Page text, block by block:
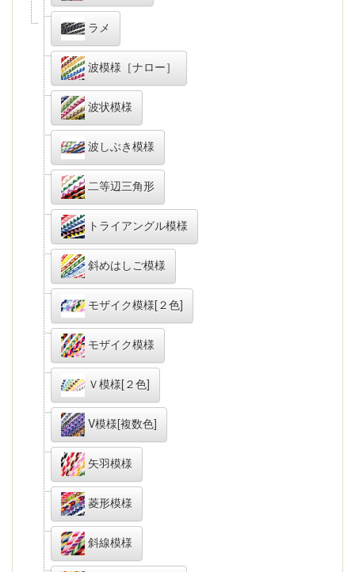
ラメ
波模様［ナロー］
波状模様
波しぶき模様
二等辺三角形
トライアングル模様
斜めはしご模様
モザイク模様[２色]
モザイク模様
Ｖ模様[２色]
V模様[複数色]
矢羽模様
菱形模様
斜線模様